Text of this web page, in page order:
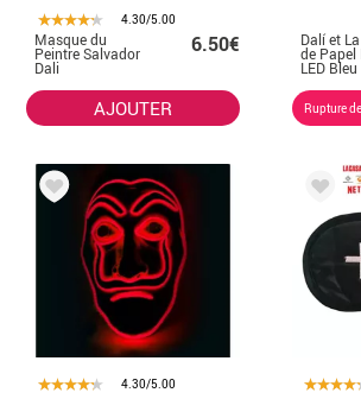
4.30/5.00
Masque du
Peintre Salvador
Dali
6.50€
AJOUTER
Dalí et
de
LED Bleu
Rupture
4.30/5.00